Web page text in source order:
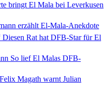
bringt El Mala bei Leverkusen
erzählt El-Mala-Anekdote
Diesen Rat hat DFB-Star für El
So lief El Malas DFB-
Felix Magath warnt Julian